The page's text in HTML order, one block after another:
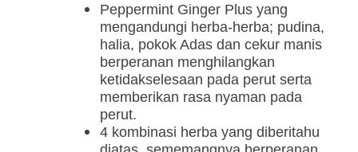
Peppermint Ginger Plus yang
mengandungi herba-herba; pudina,
halia, pokok Adas dan cekur manis
berperanan menghilangkan
ketidakselesaan pada perut serta
memberikan rasa nyaman pada
perut.
4 kombinasi herba yang diberitahu